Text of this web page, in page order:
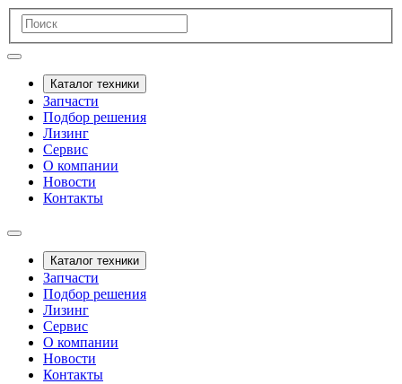
Каталог техники
Запчасти
Подбор решения
Лизинг
Сервис
О компании
Новости
Контакты
Каталог техники
Запчасти
Подбор решения
Лизинг
Сервис
О компании
Новости
Контакты